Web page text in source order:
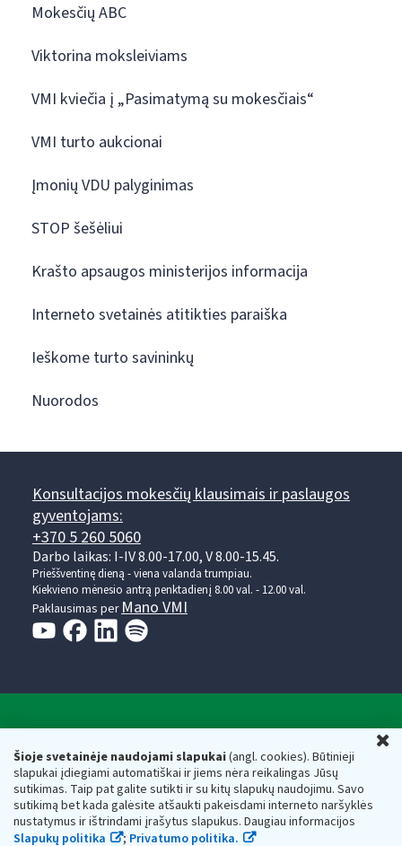
Šioje svetainėje naudojami slapukai(angl. cookies). Būtinieji
slapukai įdiegiami automatiškai ir jiems nėra reikalingas Jūsų
sutikimas. Taip pat galite sutikti ir su kitų slapukų naudojimu. Savo
sutikimą bet kada galėsite atšaukti pakeisdami interneto naršyklės
nustatymus ir ištrindami įrašytus slapukus. Daugiau informacijos
Slapukų politika
; Privatumo politika.
Mokesčių ABC
Viktorina moksleiviams
VMI kviečia į „Pasimatymą su mokesčiais“
VMI turto aukcionai
Įmonių VDU palyginimas
STOP šešėliui
Krašto apsaugos ministerijos informacija
Interneto svetainės atitikties paraiška
Ieškome turto savininkų
Nuorodos
Konsultacijos mokesčių klausimais ir paslaugos
gyventojams:
+370 5 260 5060
Darbo laikas: I-IV 8.00-17.00, V 8.00-15.45.
Prieššventinę dieną - viena valanda trumpiau.
Kiekvieno mėnesio antrą penktadienį 8.00 val. - 12.00 val.
Paklausimas per Mano VMI
Respublikos finansų ministerijos
Biudžetinė įstaiga. Juridinio asmens kodas — 188659752,
adresas: Vasario 16-osios g. 14, 01107 Vilnius, Lietuva, el.paštas:
vmi@vmi.lt, E. pristatymo dėžutės adresas 188659752
Duomenys apie Valstybinę mokesčių inspekciją prie Lietuvos